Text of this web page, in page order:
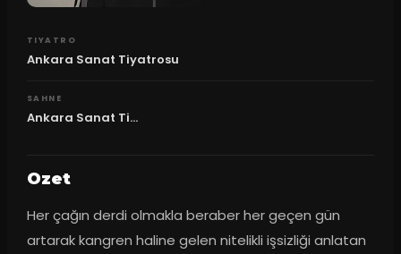
TIYATRO
Ankara Sanat Tiyatrosu
SAHNE
Ankara Sanat Ti...
Ozet
Her çağın derdi olmakla beraber her geçen gün
artarak kangren haline gelen nitelikli işsizliği anlatan